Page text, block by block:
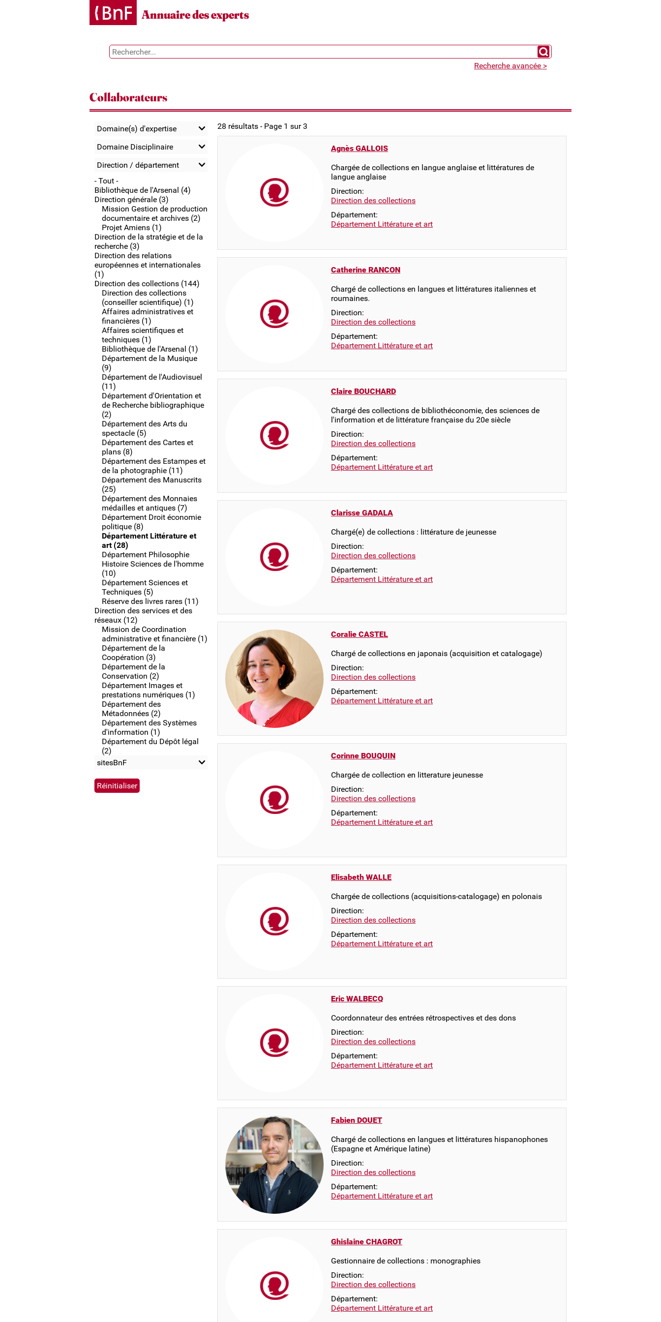
Annuaire des experts
Chercher un expert
Recherche avancée >
Collaborateurs
Domaine(s) d'expertise
Domaine Disciplinaire
Direction / département
- Tout -
Bibliothèque de l'Arsenal (4)
Direction générale (3)
Mission Gestion de production
documentaire et archives (2)
Projet Amiens (1)
Direction de la stratégie et de la
recherche (3)
Direction des relations
européennes et internationales
(1)
Direction des collections (144)
Direction des collections
(conseiller scientifique) (1)
Affaires administratives et
financières (1)
Affaires scientifiques et
techniques (1)
Bibliothèque de l'Arsenal (1)
Département de la Musique
(9)
Département de l'Audiovisuel
(11)
Département d'Orientation et
de Recherche bibliographique
(2)
Département des Arts du
spectacle (5)
Département des Cartes et
plans (8)
Département des Estampes et
de la photographie (11)
Département des Manuscrits
(25)
Département des Monnaies
médailles et antiques (7)
Département Droit économie
politique (8)
Département Littérature et
art (28)
Département Philosophie
Histoire Sciences de l'homme
(10)
Département Sciences et
Techniques (5)
Réserve des livres rares (11)
Direction des services et des
réseaux (12)
Mission de Coordination
administrative et financière (1)
Département de la
Coopération (3)
Département de la
Conservation (2)
Département Images et
prestations numériques (1)
Département des
Métadonnées (2)
Département des Systèmes
d'information (1)
Département du Dépôt légal
(2)
sitesBnF
28 résultats - Page 1 sur 3
Agnès GALLOIS
Chargée de collections en langue anglaise et littératures de
langue anglaise
Direction:
Direction des collections
Département:
Département Littérature et art
Catherine RANCON
Chargé de collections en langues et littératures italiennes et
roumaines.
Direction:
Direction des collections
Département:
Département Littérature et art
Claire BOUCHARD
Chargé des collections de bibliothéconomie, des sciences de
l'information et de littérature française du 20e siècle
Direction:
Direction des collections
Département:
Département Littérature et art
Clarisse GADALA
Chargé(e) de collections : littérature de jeunesse
Direction:
Direction des collections
Département:
Département Littérature et art
Coralie CASTEL
Chargé de collections en japonais (acquisition et catalogage)
Direction:
Direction des collections
Département:
Département Littérature et art
Corinne BOUQUIN
Chargée de collection en litterature jeunesse
Direction:
Direction des collections
Département:
Département Littérature et art
Elisabeth WALLE
Chargée de collections (acquisitions-catalogage) en polonais
Direction:
Direction des collections
Département:
Département Littérature et art
Eric WALBECQ
Coordonnateur des entrées rétrospectives et des dons
Direction:
Direction des collections
Département:
Département Littérature et art
Fabien DOUET
Chargé de collections en langues et littératures hispanophones
(Espagne et Amérique latine)
Direction:
Direction des collections
Département:
Département Littérature et art
Ghislaine CHAGROT
Gestionnaire de collections : monographies
Direction:
Direction des collections
Département:
Département Littérature et art